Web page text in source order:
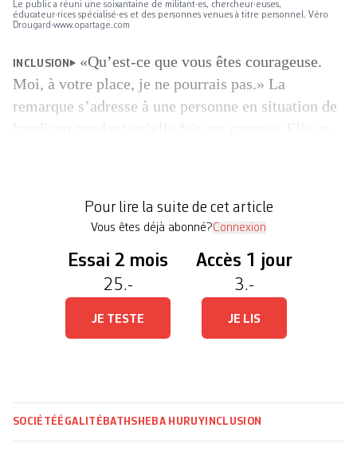
Le public a réuni une soixantaine de militant·es, chercheur·euses,
éducateur·rices spécialisé·es et des personnes venues à titre personnel. Véro
Drougard-www.opartage.com
INCLUSION
«Qu’est-ce que vous êtes courageuse.
Moi, à votre place, je ne pourrais pas.» La
remarque s’adresse à une personne en situation de
courses», répond […]
Pour lire la suite de cet article
Vous êtes déjà abonné?Connexion
Essai 2 mois
25.-
JE TESTE
Accès 1 jour
3.-
JE LIS
SOCIÉTÉ ÉGALITÉ BATHSHEBA HURUY INCLUSION